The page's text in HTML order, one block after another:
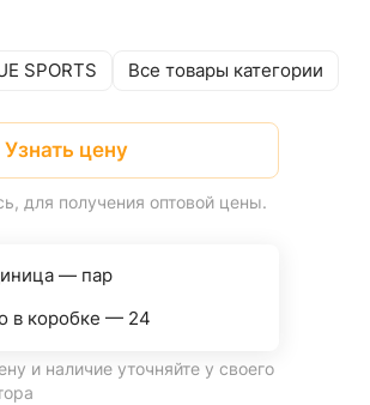
SPORTS Все товары категории
Узнать цену
для получения оптовой цены.
— пар
в коробке — 24
и наличие уточняйте у своего